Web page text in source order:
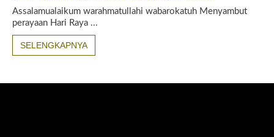
Assalamualaikum warahmatullahi wabarokatuh Menyambut
perayaan Hari Raya ...
SELENGKAPNYA